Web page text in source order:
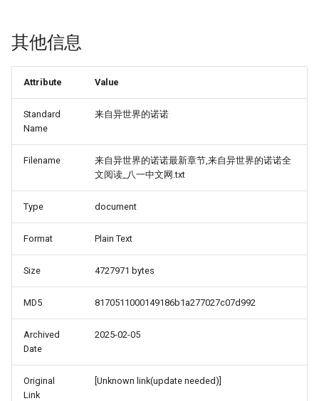
其他信息
Attribute Value
Standard
Name
来自异世界的诺诺
Filename
来自异世界的诺诺最新章节,来自异世界的诺诺全
文阅读_八一中文网.txt
Type document
Format Plain Text
Size 4727971 bytes
MD5 8170511000149186b1a277027c07d992
Archived
Date
2025-02-05
Original
Link
[Unknown link(update needed)]